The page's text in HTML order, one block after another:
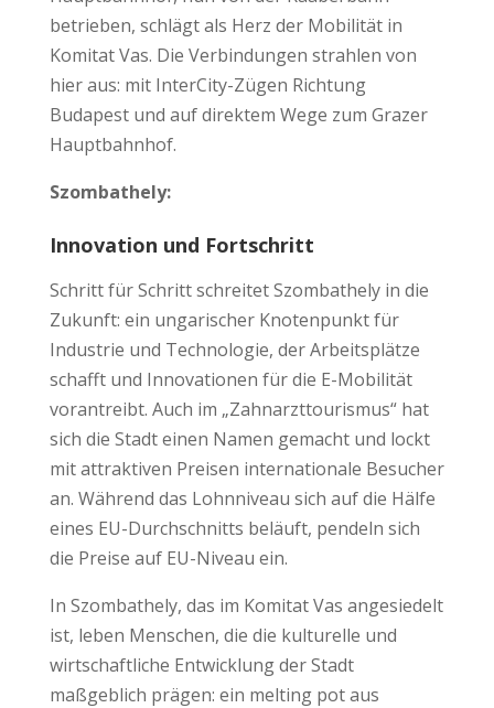
betrieben, schlägt als Herz der Mobilität in
Komitat Vas. Die Verbindungen strahlen von
hier aus: mit InterCity-Zügen Richtung
Budapest und auf direktem Wege zum Grazer
Hauptbahnhof.
Szombathely:
Innovation und Fortschritt
Schritt für Schritt schreitet Szombathely in die
Zukunft: ein ungarischer Knotenpunkt für
Industrie und Technologie, der Arbeitsplätze
schafft und Innovationen für die E-Mobilität
vorantreibt. Auch im „Zahnarzttourismus“ hat
sich die Stadt einen Namen gemacht und lockt
mit attraktiven Preisen internationale Besucher
an. Während das Lohnniveau sich auf die Hälfe
eines EU-Durchschnitts beläuft, pendeln sich
die Preise auf EU-Niveau ein.
In Szombathely, das im Komitat Vas angesiedelt
ist, leben Menschen, die die kulturelle und
wirtschaftliche Entwicklung der Stadt
maßgeblich prägen: ein melting pot aus